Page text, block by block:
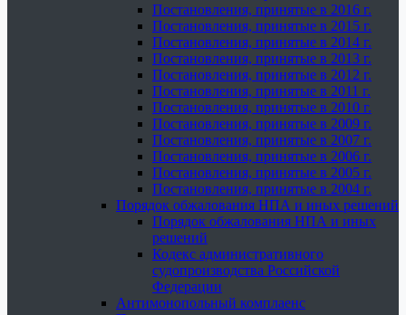
Постановления, принятые в 2016 г.
Постановления, принятые в 2015 г.
Постановления, принятые в 2014 г.
Постановления, принятые в 2013 г.
Постановления, принятые в 2012 г.
Постановления, принятые в 2011 г.
Постановления, принятые в 2010 г.
Постановления, принятые в 2009 г.
Постановления, принятые в 2007 г.
Постановления, принятые в 2006 г.
Постановления, принятые в 2005 г.
Постановления, принятые в 2004 г.
Порядок обжалования НПА и иных решений
Порядок обжалования НПА и иных
решений
Кодекс административного
судопроизводства Российской
Федерации
Антимонопольный комплаенс